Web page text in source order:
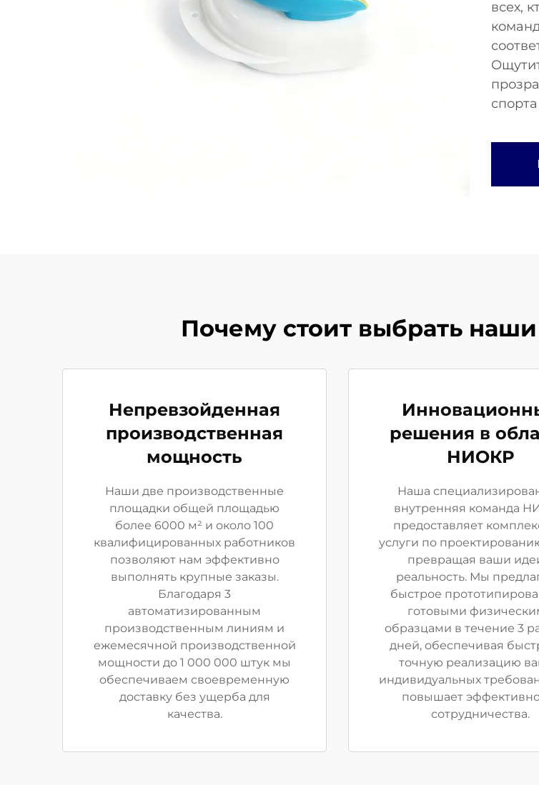
всех,
Почему стоит выбрать
Непревзойденная
производственная
мощность
Наши две производственные
площадки общей площадью
более 6000 м² и около 100
квалифицированных работников
позволяют нам эффективно
выполнять крупные заказы.
Благодаря 3
автоматизированным
производственным линиям и
ежемесячной производственной
мощности до 1 000 000 штук мы
обеспечиваем своевременную
доставку без ущерба для
качества.
решения в
НИОКР
Наша
внутренняя команда
предоставляет
услуги по
превращая ваши
реальность. Мы
быстрое
готовыми
образцами в течение 3
дней, обеспечивая
точную реализацию
индивидуальных
повышает
сотрудничества.